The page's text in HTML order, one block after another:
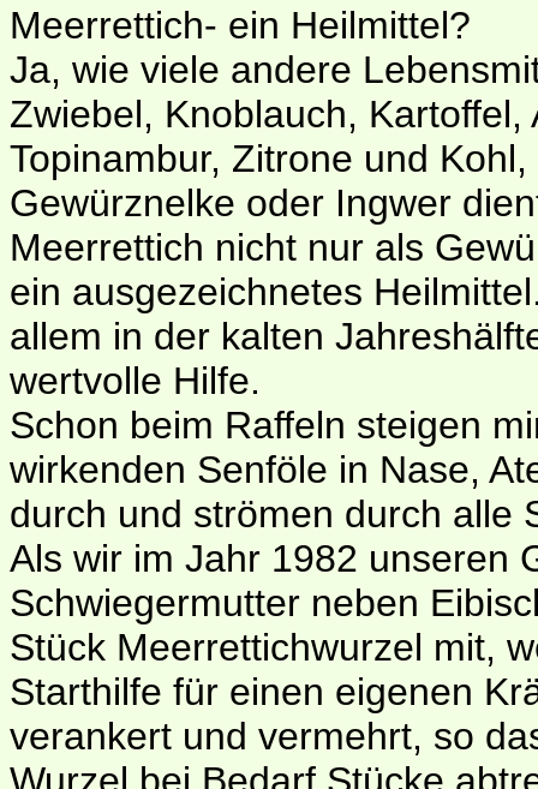
Meerrettich- ein Heilmittel?
Ja, wie viele andere
Zwiebel, Knoblauch, Kartoffel,
Topinambur, Zitrone und
Gewürznelke oder Ingwer
Meerrettich nicht nur als
ein ausgezeichnetes
allem in der kalten
wertvolle Hilfe.
Schon beim Raffeln steigen
wirkenden Senföle in Nase,
durch und strömen durch alle
Als wir im Jahr 1982 unseren
Schwiegermutter neben
Stück Meerrettichwurzel mit,
Starthilfe für einen eigenen
verankert und vermehrt, so